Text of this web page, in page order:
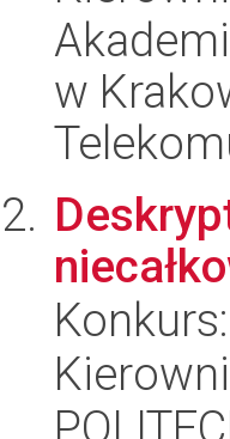
w
Konkurs: